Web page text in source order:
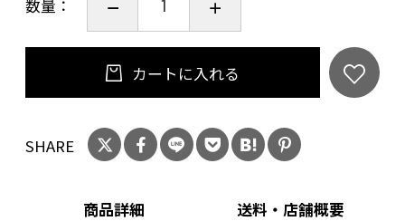
数量：
カートに入れる
SHARE
商品詳細 送料・店舗概要